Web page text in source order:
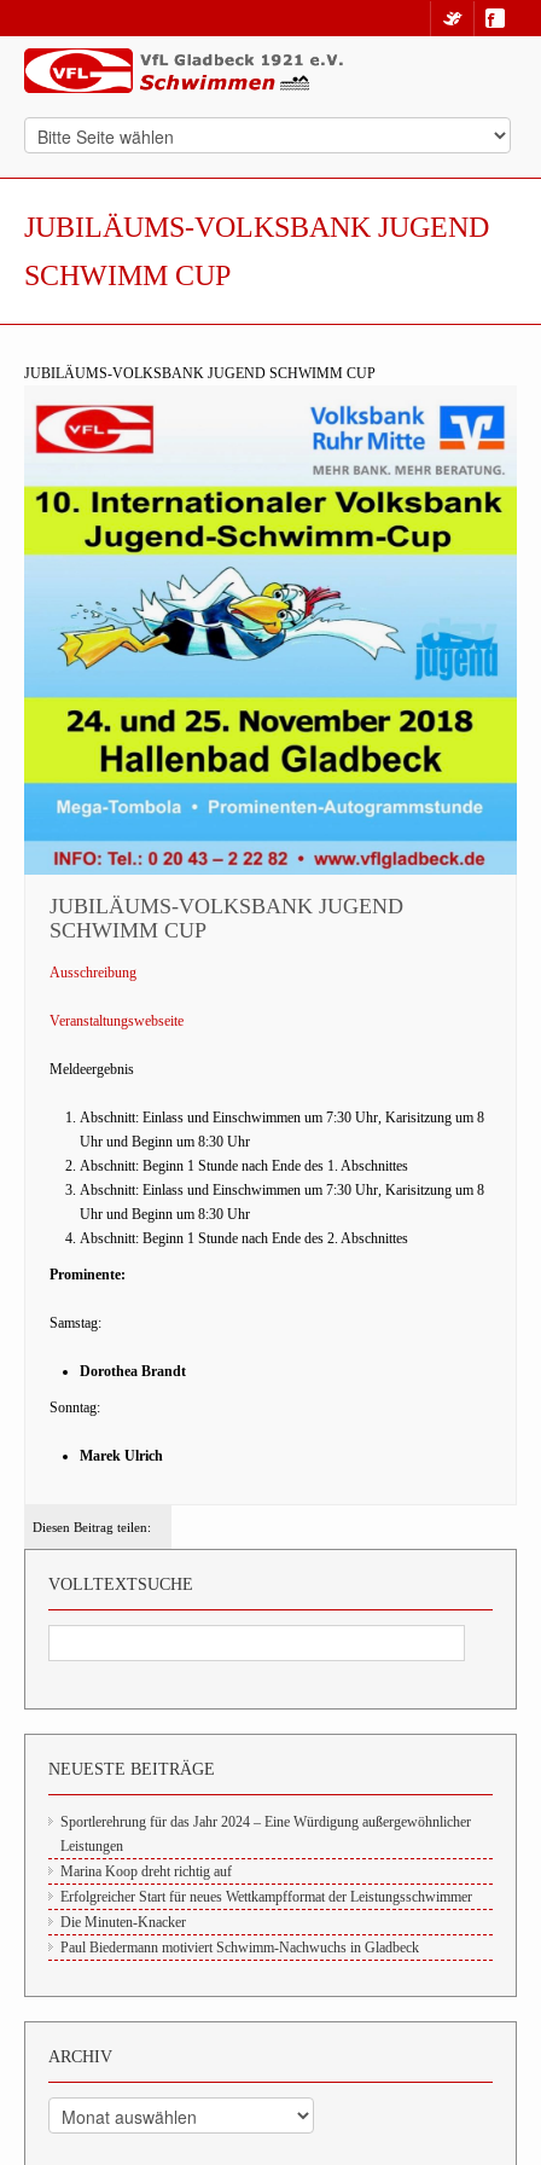
JUBILÄUMS-VOLKSBANK JUGEND
SCHWIMM CUP
JUBILÄUMS-VOLKSBANK JUGEND SCHWIMM CUP
JUBILÄUMS-VOLKSBANK JUGEND
SCHWIMM CUP
Ausschreibung
Veranstaltungswebseite
Meldeergebnis
Abschnitt: Einlass und Einschwimmen um 7:30 Uhr, Karisitzung um 8
Uhr und Beginn um 8:30 Uhr
Abschnitt: Beginn 1 Stunde nach Ende des 1. Abschnittes
Abschnitt: Einlass und Einschwimmen um 7:30 Uhr, Karisitzung um 8
Uhr und Beginn um 8:30 Uhr
Abschnitt: Beginn 1 Stunde nach Ende des 2. Abschnittes
Prominente:
Samstag:
Dorothea Brandt
Sonntag:
Marek Ulrich
Diesen Beitrag teilen:
VOLLTEXTSUCHE
NEUESTE BEITRÄGE
Sportlerehrung für das Jahr 2024 – Eine Würdigung außergewöhnlicher
Leistungen
Marina Koop dreht richtig auf
Erfolgreicher Start für neues Wettkampfformat der Leistungsschwimmer
Die Minuten-Knacker
Paul Biedermann motiviert Schwimm-Nachwuchs in Gladbeck
ARCHIV
Archiv